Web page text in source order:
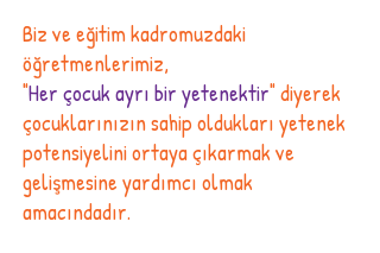
Biz ve eğitim kadromuzdaki
öğretmenlerimiz,
"Her çocuk ayrı bir yetenektir" diyerek
çocuklarınızın sahip oldukları yetenek
potensiyelini ortaya çıkarmak ve
gelişmesine yardımcı olmak
amacındadır.